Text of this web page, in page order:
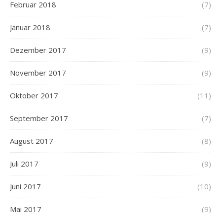
Februar 2018 (7)
Januar 2018 (7)
Dezember 2017 (9)
November 2017 (9)
Oktober 2017 (11)
September 2017 (7)
August 2017 (8)
Juli 2017 (9)
Juni 2017 (10)
Mai 2017 (9)